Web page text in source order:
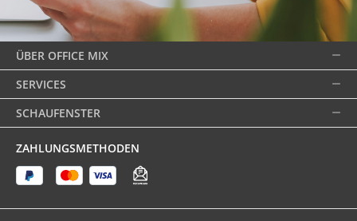
ÜBER OFFICE MIX
SERVICES
SCHAUFENSTER
ZAHLUNGSMETHODEN